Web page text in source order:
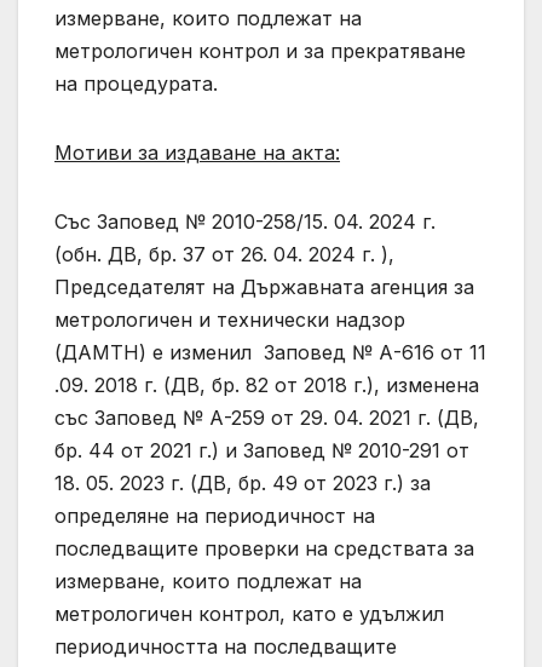
измерване, които подлежат на
метрологичен контрол и за прекратяване
на процедурата.
Мотиви за издаване на акта:
Със Заповед № 2010-258/15. 04. 2024 г.
(обн. ДВ, бр. 37 от 26. 04. 2024 г. ),
Председателят на Държавната агенция за
метрологичен и технически надзор
(ДАМТН) е изменил Заповед № А-616 от 11
.09. 2018 г. (ДВ, бр. 82 от 2018 г.), изменена
със Заповед № А-259 от 29. 04. 2021 г. (ДВ,
бр. 44 от 2021 г.) и Заповед № 2010-291 от
18. 05. 2023 г. (ДВ, бр. 49 от 2023 г.) за
определяне на периодичност на
последващите проверки на средствата за
измерване, които подлежат на
метрологичен контрол, като е удължил
периодичността на последващите